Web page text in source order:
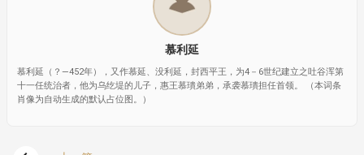
慕利延
慕利延（？—452年），又作慕延、没利延，封西平王，为4－6世纪建立之吐谷浑第
十一任统治者，他为乌纥堤的儿子，惠王慕璝弟弟，承袭慕璝担任首领。 （本词条
肖像为自动生成的默认占位图。）